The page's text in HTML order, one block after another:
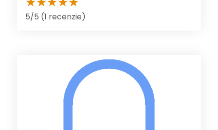
5/5 (1 recenzie)